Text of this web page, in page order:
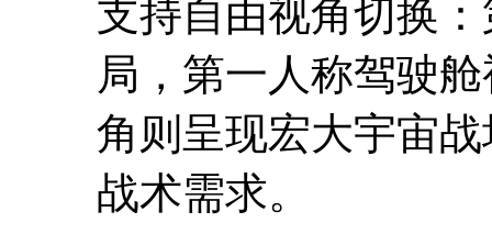
支持自由视角切换
局，第一人称驾驶
角则呈现宏大宇宙
战术需求。